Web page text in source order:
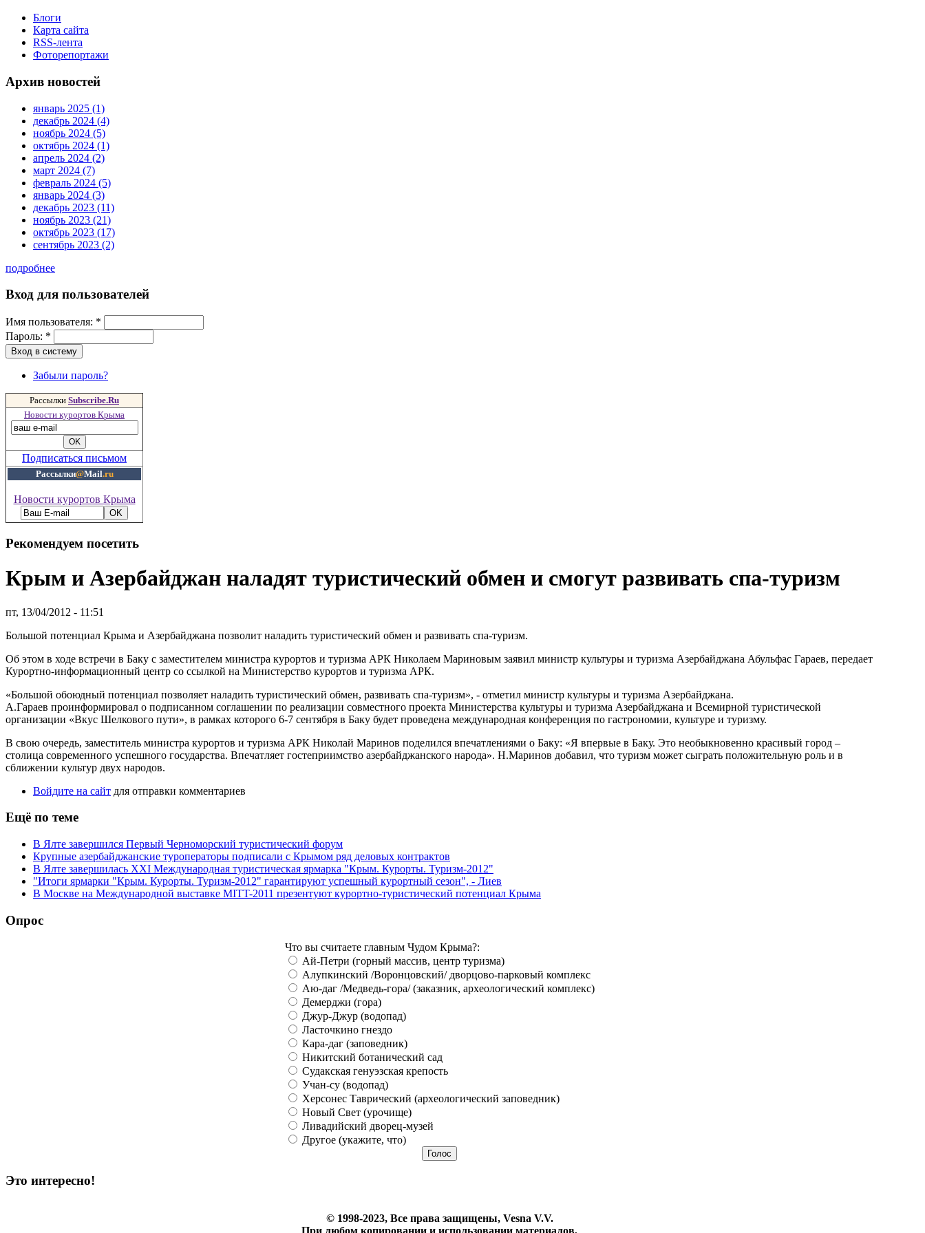
Блоги
Карта сайта
RSS-лента
Фоторепортажи
Архив новостей
январь 2025 (1)
декабрь 2024 (4)
ноябрь 2024 (5)
октябрь 2024 (1)
апрель 2024 (2)
март 2024 (7)
февраль 2024 (5)
январь 2024 (3)
декабрь 2023 (11)
ноябрь 2023 (21)
октябрь 2023 (17)
сентябрь 2023 (2)
подробнее
Вход для пользователей
Имя пользователя: *
Пароль: *
Забыли пароль?
Рассылки Subscribe.Ru
Новости курортов Крыма
Подписаться письмом
Рассылки@Mail.ru
Новости курортов Крыма
Рекомендуем посетить
Крым и Азербайджан наладят туристический обмен и смогут развивать спа-туризм
пт, 13/04/2012 - 11:51
Большой потенциал Крыма и Азербайджана позволит наладить туристический обмен и развивать спа-туризм.
Об этом в ходе встречи в Баку с заместителем министра курортов и туризма АРК Николаем Мариновым заявил министр культуры и туризма Азербайджана Абульфас Гараев, передает
Курортно-информационный центр со ссылкой на Министерство курортов и туризма АРК.
«Большой обоюдный потенциал позволяет наладить туристический обмен, развивать спа-туризм», - отметил министр культуры и туризма Азербайджана.
А.Гараев проинформировал о подписанном соглашении по реализации совместного проекта Министерства культуры и туризма Азербайджана и Всемирной туристической
организации «Вкус Шелкового пути», в рамках которого 6-7 сентября в Баку будет проведена международная конференция по гастрономии, культуре и туризму.
В свою очередь, заместитель министра курортов и туризма АРК Николай Маринов поделился впечатлениями о Баку: «Я впервые в Баку. Это необыкновенно красивый город –
столица современного успешного государства. Впечатляет гостеприимство азербайджанского народа». Н.Маринов добавил, что туризм может сыграть положительную роль и в
сближении культур двух народов.
Войдите на сайт для отправки комментариев
Ещё по теме
В Ялте завершился Первый Черноморский туристический форум
Крупные азербайджанские туроператоры подписали с Крымом ряд деловых контрактов
В Ялте завершилась XXI Международная туристическая ярмарка "Крым. Курорты. Туризм-2012"
"Итоги ярмарки "Крым. Курорты. Туризм-2012" гарантируют успешный курортный сезон", - Лиев
В Москве на Международной выставке MITT-2011 презентуют курортно-туристический потенциал Крыма
Опрос
Что вы считаете главным Чудом Крыма?:
Ай-Петри (горный массив, центр туризма)
Алупкинский /Воронцовский/ дворцово-парковый комплекс
Аю-даг /Медведь-гора/ (заказник, археологический комплекс)
Демерджи (гора)
Джур-Джур (водопад)
Ласточкино гнездо
Кара-даг (заповедник)
Никитский ботанический сад
Судакская генуэзская крепость
Учан-су (водопад)
Херсонес Таврический (археологический заповедник)
Новый Свет (урочище)
Ливадийский дворец-музей
Другое (укажите, что)
Это интересно!
© 1998-2023, Все права защищены, Vesna V.V.
При любом копировании и использовании материалов,